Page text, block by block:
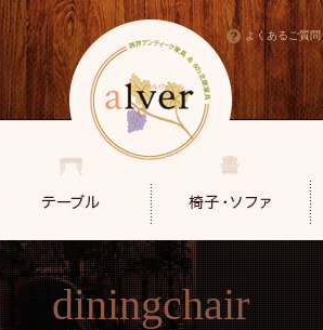
よくあるご質問
diningchair